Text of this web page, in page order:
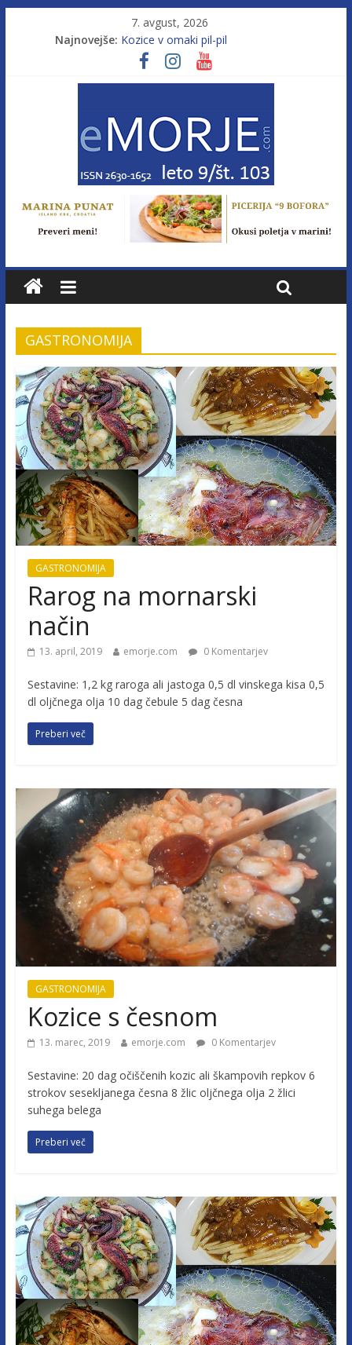
7. avgust, 2026
Najnovejše: Poletje, ki ponuja več
Kozice v omaki pil-pil
Leto 9, št. 103; Licenca brez morja
GASTRONOMIJA
GASTRONOMIJA
Rarog na mornarski
način
13. april, 2019 emorje.com 0 Komentarjev
Sestavine: 1,2 kg raroga ali jastoga 0,5 dl vinskega kisa 0,5
dl oljčnega olja 10 dag čebule 5 dag česna
Preberi več
GASTRONOMIJA
Kozice s česnom
13. marec, 2019 emorje.com 0 Komentarjev
Sestavine: 20 dag očiščenih kozic ali škampovih repkov 6
strokov sesekljanega česna 8 žlic oljčnega olja 2 žlici
suhega belega
Preberi več